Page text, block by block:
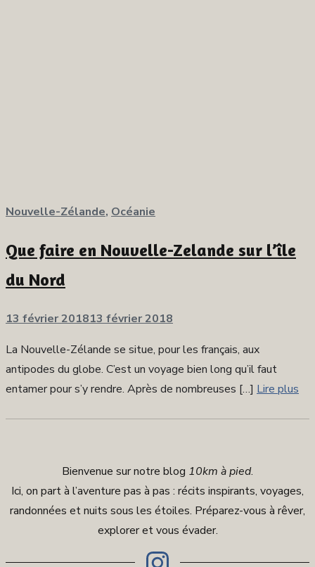
Nouvelle-Zélande, Océanie
Que faire en Nouvelle-Zelande sur l’île
du Nord
Publié
13 février 201813 février 2018
La Nouvelle-Zélande se situe, pour les français, aux
antipodes du globe. C’est un voyage bien long qu’il faut
entamer pour s’y rendre. Après de nombreuses […] Lire plus
Bienvenue sur notre blog 10km à pied.
Ici, on part à l’aventure pas à pas : récits inspirants, voyages,
randonnées et nuits sous les étoiles. Préparez-vous à rêver,
explorer et vous évader.